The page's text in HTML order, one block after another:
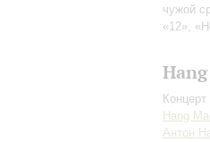
чужой
«12»,
Hang
Антон